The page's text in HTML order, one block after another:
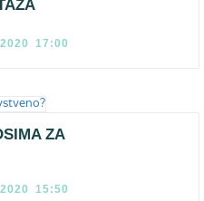
17:00
ZA
15:50